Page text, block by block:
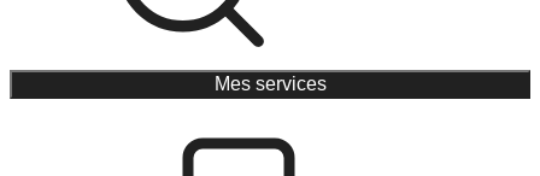
Mes services